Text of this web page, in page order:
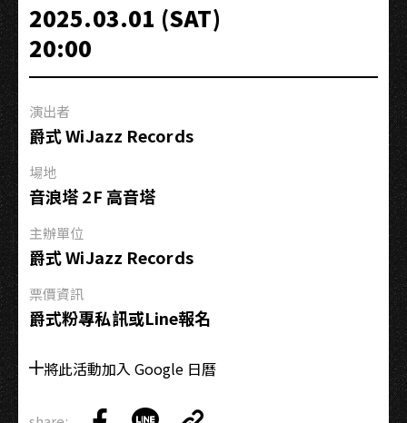
｜
向
女
敬
爵
士
之
夜
2025.03.01 (SAT)
20:00
演出者
爵式 WiJazz Records
場地
音浪塔 2F 高音塔
主辦單位
爵式 WiJazz Records
票價資訊
爵式粉專私訊或Line報名
將此活動加入 Google 日曆